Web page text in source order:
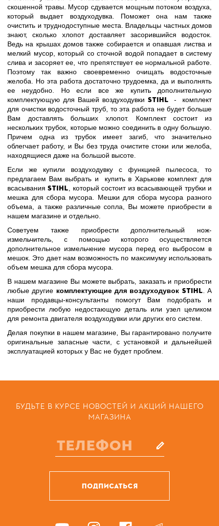
скошенной травы. Мусор сдувается мощным потоком воздуха,
который выдает воздуходувка. Поможет она нам также
очистить и труднодоступные места. Владельцы частных домов
знают, сколько хлопот доставляет засорившийся водосток.
Ведь на крышах домов также собирается и опавшая листва и
мелкий мусор, который со сточной водой попадает в систему
слива и засоряет ее, что препятствует ее нормальной работе.
Поэтому так важно своевременно очищать водосточные
желоба. Но эта работа достаточно трудоемка, да и выполнять
ее неудобно. Но если все же купить дополнительную
комплектующую для Вашей воздуходувки STIHL - комплект
для очистки водосточный труб, то эта работа не будет больше
Вам доставлять больших хлопот. Комплект состоит из
нескольких трубок, которые можно соединить в одну большую.
Причем одна из трубок имеет загиб, что значительно
облегчает работу, и Вы без труда очистите стоки или желоба,
находящиеся даже на большой высоте.
Если же купили воздуходувку с функцией пылесоса, то
предлагаем Вам выбрать и купить в Харькове комплект для
всасыванияSTIHL , который состоит из всасывающей трубки и
мешка для сбора мусора. Мешки для сбора мусора разного
объема, а также различные сопла, Вы можете приобрести в
нашем магазине и отдельно.
Советуем также приобрести дополнительный нож-
измельчитель, с помощью которого осуществляется
дополнительное измельчение мусора перед его выбросом в
мешок. Это дает нам возможность по максимуму использовать
объем мешка для сбора мусора.
В нашем магазине Вы можете выбрать, заказать и приобрести
любые другие комплектующие для воздуходувок STIHL . А
наши продавцы-консультанты помогут Вам подобрать и
приобрести любую недостающую деталь или узел целиком
для ремонта двигателя воздуходувки или других его систем.
Делая покупки в нашем магазине, Вы гарантировано получите
оригинальные запасные части, с установкой и дальнейшей
эксплуатацией которых у Вас не будет проблем.
БУДЬТЕ В КУРСЕ НОВОСТЕЙ И АКЦИЙ НАШЕГО
МАГАЗИНА
ПОДПИСАТЬСЯ